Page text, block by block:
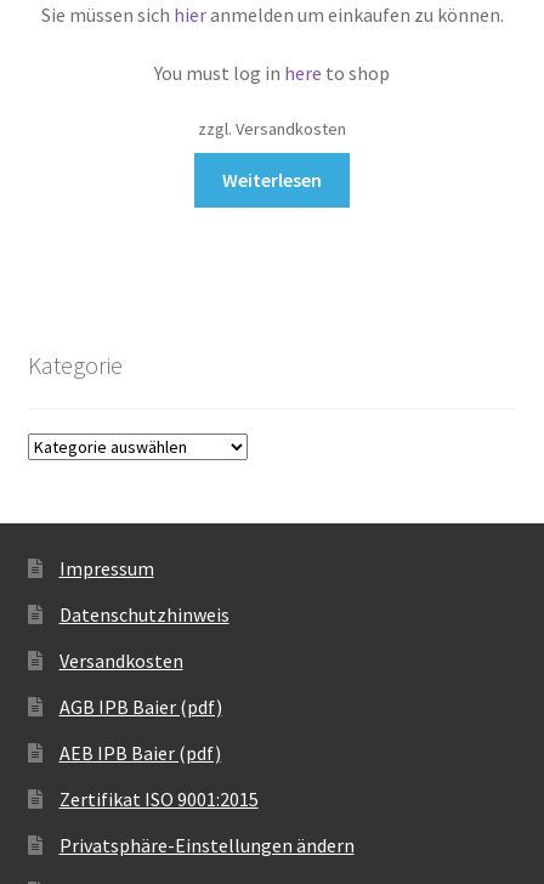
Sie müssen sich hieranmelden um einkaufen zu können.
You must log in here to shop
zzgl. Versandkosten
Weiterlesen
Kategorie
Impressum
Datenschutzhinweis
Versandkosten
AGB IPB Baier (pdf)
AEB IPB Baier (pdf)
Zertifikat ISO 9001:2015
Privatsphäre-Einstellungen ändern